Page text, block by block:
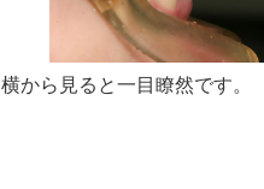
横から見ると一目瞭然です。